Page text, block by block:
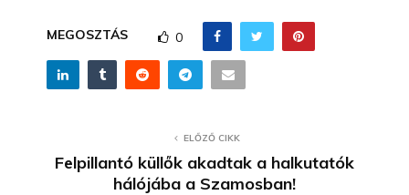
MEGOSZTÁS 0
ELŐZŐ CIKK
Felpillantó küllők akadtak a halkutatók
hálójába a Szamosban!